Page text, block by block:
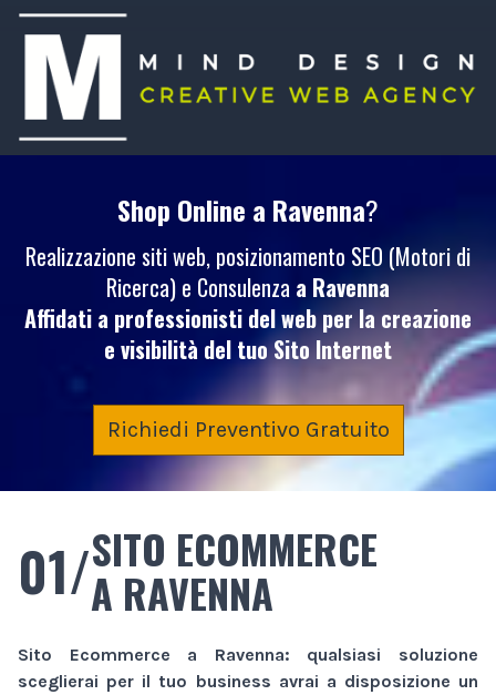
Shop Online a Ravenna?
Realizzazione siti web, posizionamento SEO (Motori di
Ricerca) e Consulenza a Ravenna
Affidati a professionisti del web per la creazione
e visibilità del tuoSito Internet
Richiedi Preventivo Gratuito
01/SITO ECOMMERCE
A RAVENNA
Sito Ecommerce a Ravenna: qualsiasi soluzione
sceglierai per il tuo business avrai a disposizione un